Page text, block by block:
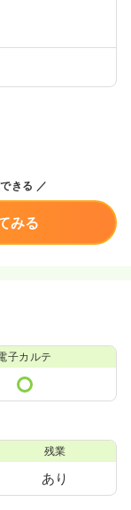
きる
みる
子カルテ
残業
あり